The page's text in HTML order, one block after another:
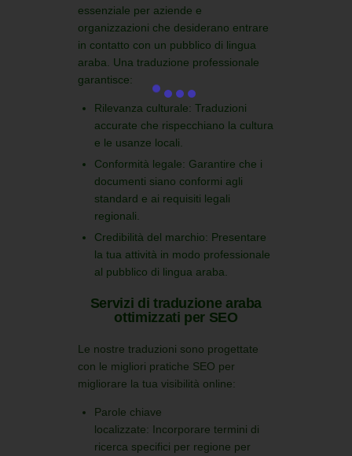
essenziale per aziende e
organizzazioni che desiderano entrare
in contatto con un pubblico di lingua
araba. Una traduzione professionale
garantisce:
Rilevanza culturale: Traduzioni
accurate che rispecchiano la cultura
e le usanze locali.
Conformità legale: Garantire che i
documenti siano conformi agli
standard e ai requisiti legali
regionali.
Credibilità del marchio: Presentare
la tua attività in modo professionale
al pubblico di lingua araba.
Servizi di traduzione araba
ottimizzati per SEO
Le nostre traduzioni sono progettate
con le migliori pratiche SEO per
migliorare la tua visibilità online:
Parole chiave
localizzate: Incorporare termini di
ricerca specifici per regione per